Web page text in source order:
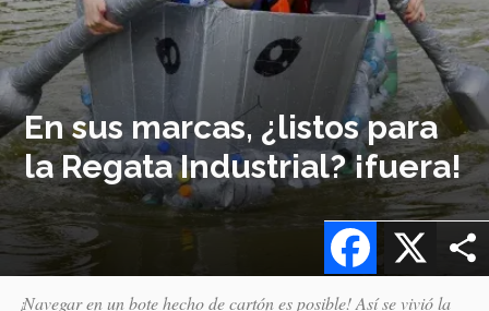
En sus marcas, ¿listos para
la Regata Industrial? ¡fuera!
X
Facebook
¡Navegar en un bote hecho de cartón es posible! Así se vivió la